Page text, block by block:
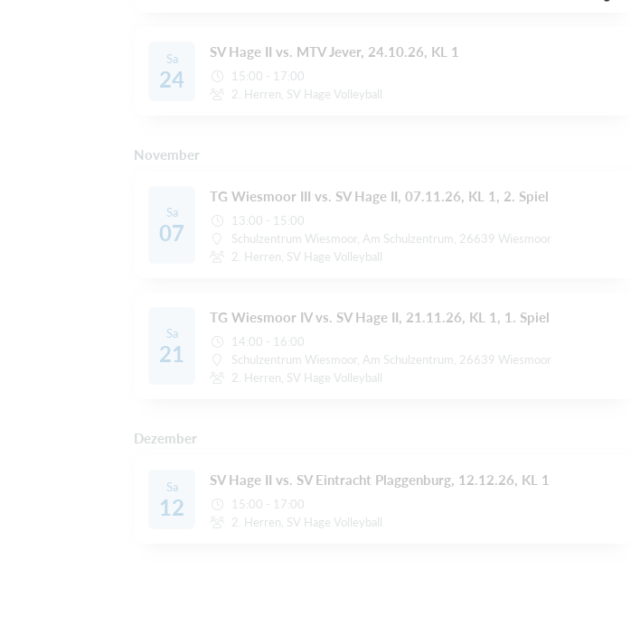
Sa
24
SV Hage II vs. MTV Jever, 24.10.26, KL 1
15:00 - 17:00
2. Herren, SV Hage Volleyball
November
Sa
07
TG Wiesmoor III vs. SV Hage II, 07.11.26, KL 1, 2. Spiel
13:00 - 15:00
Schulzentrum Wiesmoor, Am Schulzentrum, 26639 Wiesmoor
2. Herren, SV Hage Volleyball
Sa
21
TG Wiesmoor IV vs. SV Hage II, 21.11.26, KL 1, 1. Spiel
14:00 - 16:00
Schulzentrum Wiesmoor, Am Schulzentrum, 26639 Wiesmoor
2. Herren, SV Hage Volleyball
Dezember
Sa
12
SV Hage II vs. SV Eintracht Plaggenburg, 12.12.26, KL 1
15:00 - 17:00
2. Herren, SV Hage Volleyball